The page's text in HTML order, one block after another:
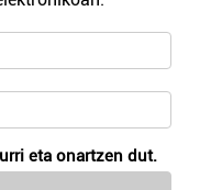
eta onartzen dut.